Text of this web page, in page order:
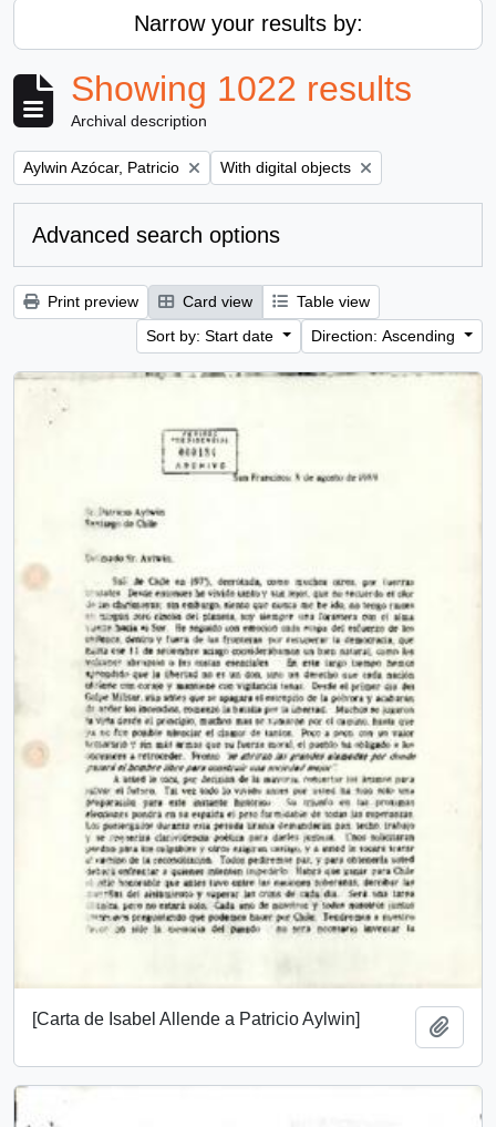
Narrow your results by:
Showing 1022 results
Archival description
Remove filter:
Aylwin Azócar, Patricio Remove filter:
With digital objects
Advanced search options
Print preview Card view
Table view
Sort by: Start date
Direction: Ascending
[Carta de Isabel Allende a Patricio Aylwin]